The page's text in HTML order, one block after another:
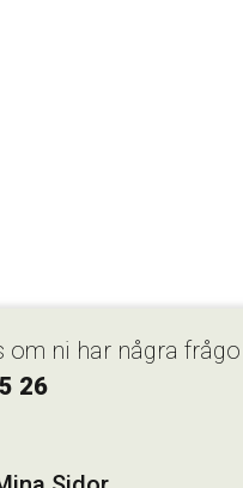
om ni har några
26